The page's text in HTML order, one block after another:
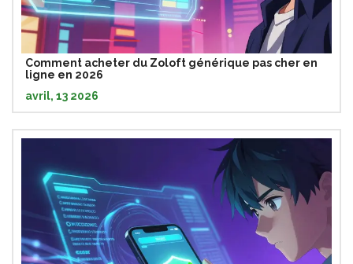
Comment acheter du Zoloft générique pas cher en
ligne en 2026
avril, 13 2026